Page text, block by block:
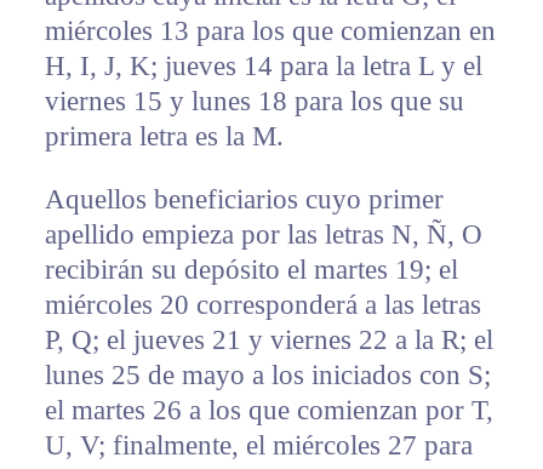
miércoles 13 para los que comienzan en
H, I, J, K; jueves 14 para la letra L y el
viernes 15 y lunes 18 para los que su
primera letra es la M.
Aquellos beneficiarios cuyo primer
apellido empieza por las letras N, Ñ, O
recibirán su depósito el martes 19; el
miércoles 20 corresponderá a las letras
P, Q; el jueves 21 y viernes 22 a la R; el
lunes 25 de mayo a los iniciados con S;
el martes 26 a los que comienzan por T,
U, V; finalmente, el miércoles 27 para